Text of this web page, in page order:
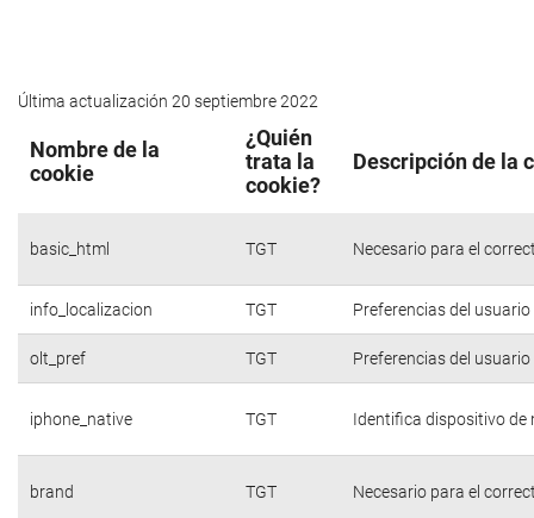
Última actualización 20 septiembre 2022
Nombre de la
cookie
¿Quién
trata la
cookie?
Descripción de la
basic_html TGT Necesario para el
info_localizacion TGT Preferencias del
olt_pref TGT Preferencias del
iphone_native TGT Identifica dispositivo de
brand TGT Necesario para el